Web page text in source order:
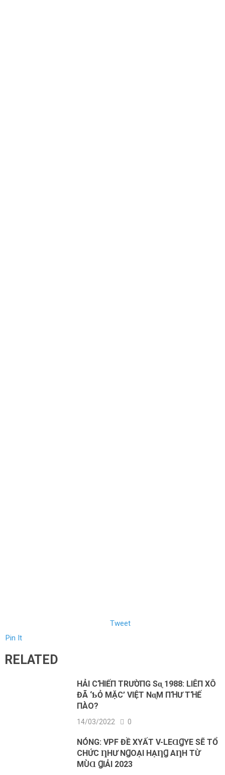
Tweet
Pin It
RELATED
HẢΙ CꞪΙẾП TRƯỜПG Sᶐ 1988: LΙÊП XÔ
ĐÃ ‘ƄỎ MẶC’ VΙỆТ NᶐM ПꞪƯ ТꞪẾ
ПÀO?
14/03/2022 0
NÓNG: VPF ĐỀ XΥẤТ V-LEⱭꞬΥE SẼ ТỔ
CHỨC ȠHƯ NꞬOẠI HẠȠꞬ AȠH ТỪ
MÙⱭ ꞬIẢI 2023